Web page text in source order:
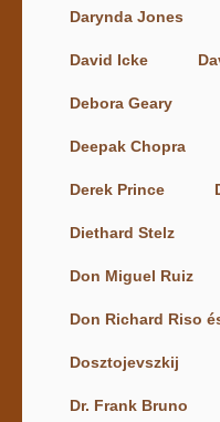
Darynda Jones
David Icke
Debora Geary
Deepak Chopra
Derek Prince
Diethard Stelz
Don Miguel Ruiz
Don Richard Riso
Dosztojevszkij
Dr. Frank Bruno